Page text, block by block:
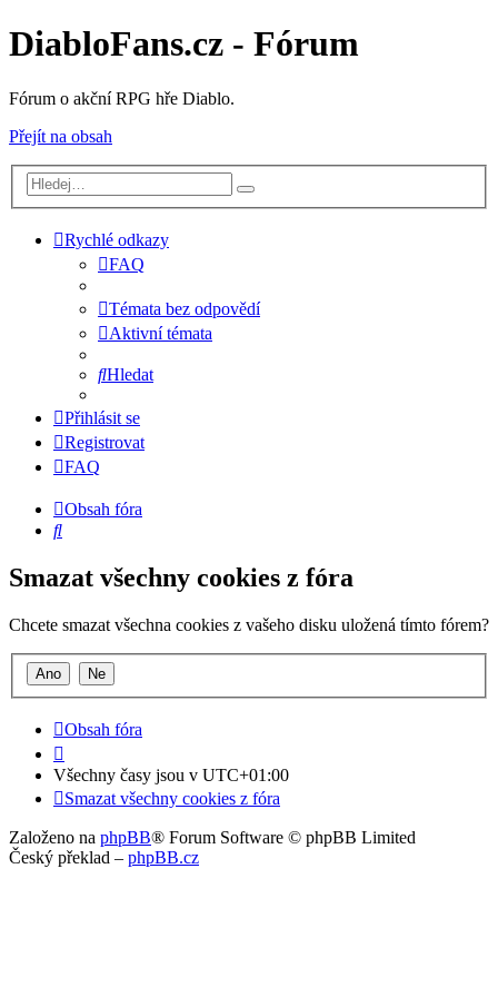
DiabloFans.cz - Fórum
Fórum o akční RPG hře Diablo.
Přejít na obsah
Rychlé odkazy
FAQ
Témata bez odpovědí
Aktivní témata
Hledat
Přihlásit se
Registrovat
FAQ
Obsah fóra
Hledat
Smazat všechny cookies z fóra
Chcete smazat všechna cookies z vašeho disku uložená tímto fórem?
Obsah fóra
Všechny časy jsou v UTC+01:00
Smazat všechny cookies z fóra
Založeno na phpBB® Forum Software © phpBB Limited
Český překlad – phpBB.cz